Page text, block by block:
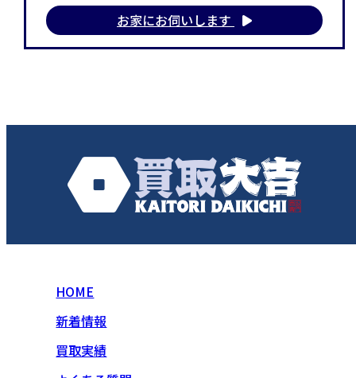
お家にお伺いします
HOME
新着情報
買取実績